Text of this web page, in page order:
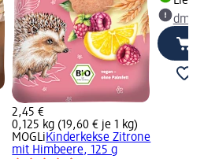
2,45 €
0,125 kg (19,60 € je 1 kg)
MOGLiKinderkekse Zitrone
mit Himbeere, 125 g
dm